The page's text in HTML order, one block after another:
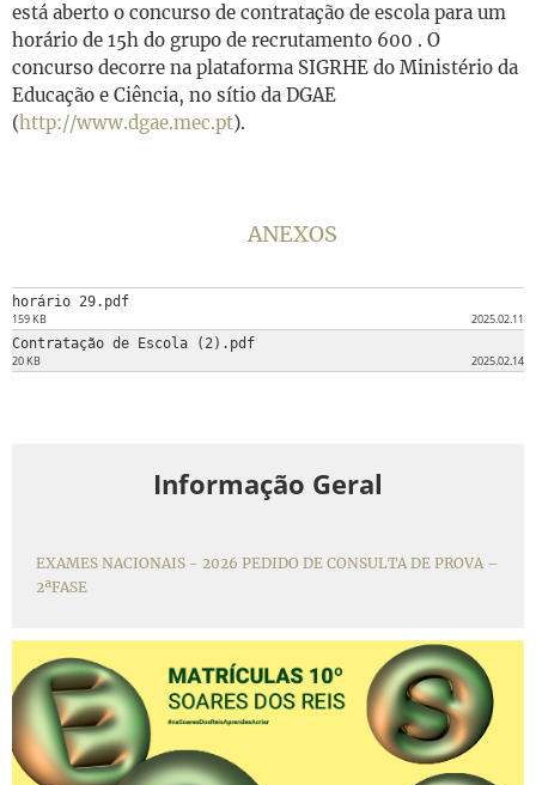
está aberto o concurso de contratação de escola para um
horário de 15h do grupo de recrutamento 600 . O
concurso decorre na plataforma SIGRHE do Ministério da
Educação e Ciência, no sítio da DGAE
(http://www.dgae.mec.pt).
ANEXOS
horário 29.pdf
159 KB 2025.02.11
Contratação de Escola (2).pdf
20 KB 2025.02.14
Informação Geral
EXAMES NACIONAIS - 2026 PEDIDO DE CONSULTA DE PROVA –
2ªFASE